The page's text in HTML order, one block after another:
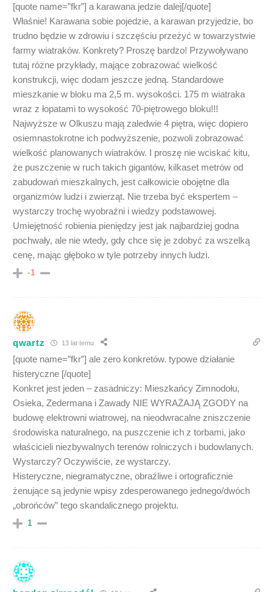
[quote name=”fkr”] a karawana jedzie dalej[/quote]
Właśnie! Karawana sobie pojedzie, a karawan przyjedzie, bo
trudno będzie w zdrowiu i szczęściu przeżyć w towarzystwie
farmy wiatraków. Konkrety? Proszę bardzo! Przywoływano
tutaj różne przykłady, mające zobrazować wielkość
konstrukcji, więc dodam jeszcze jedną. Standardowe
mieszkanie w bloku ma 2,5 m. wysokości. 175 m wiatraka
wraz z łopatami to wysokość 70-piętrowego bloku!!!
Najwyższe w Olkuszu mają zaledwie 4 piętra, więc dopiero
osiemnastokrotne ich podwyższenie, pozwoli zobrazować
wielkość planowanych wiatraków. I proszę nie wciskać kitu,
że puszczenie w ruch takich gigantów, kilkaset metrów od
zabudowań mieszkalnych, jest całkowicie obojętne dla
organizmów ludzi i zwierząt. Nie trzeba być ekspertem –
wystarczy trochę wyobraźni i wiedzy podstawowej.
Umiejętność robienia pieniędzy jest jak najbardziej godna
pochwały, ale nie wtedy, gdy chce się je zdobyć za wszelką
cenę, mając głęboko w tyle potrzeby innych ludzi.
-1
qwartz 13 lat temu
[quote name=”fkr”] ale zero konkretów. typowe działanie
histeryczne [/quote]
Konkret jest jeden – zasadniczy: Mieszkańcy Zimnodołu,
Osieka, Zedermana i Zawady NIE WYRAŻAJĄ ZGODY na
budowę elektrowni wiatrowej, na nieodwracalne zniszczenie
środowiska naturalnego, na puszczenie ich z torbami, jako
właścicieli niezbywalnych terenów rolniczych i budowlanych.
Wystarczy? Oczywiście, ze wystarczy.
Histeryczne, niegramatyczne, obraźliwe i ortograficznie
żenujące są jedynie wpisy zdesperowanego jednego/dwóch
„obrońców” tego skandalicznego projektu.
1